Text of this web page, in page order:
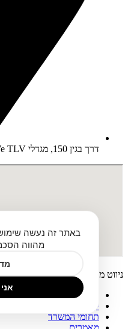
דרך בגין 150, מגדלי We TLV, קומה 11, תל אביב
ניווט מהיר
עמוד הבית
קצת עלינו
תחומי המשרד
באתר זה נעשה
מהווה